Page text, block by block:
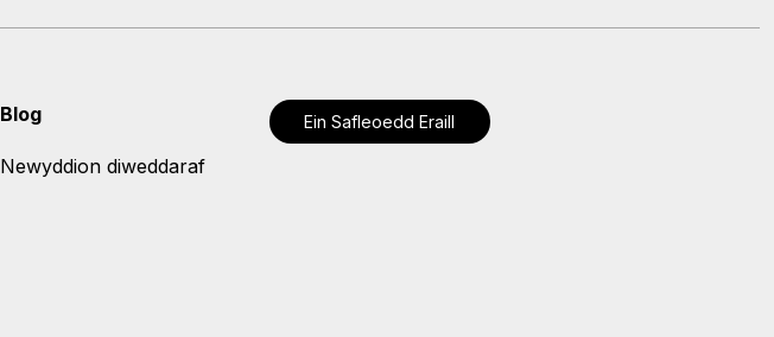
Blog
Newyddion diweddaraf
Ein Safleoedd Eraill